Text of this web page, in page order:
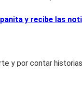
y recibe las
y por contar